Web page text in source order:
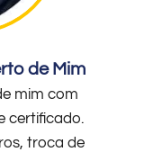
de Mim
mim com
certificado.
troca de